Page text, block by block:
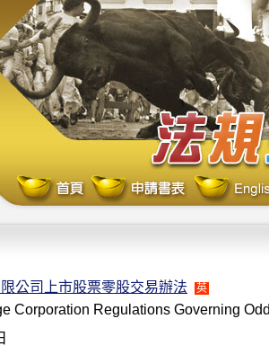
公司上市股票零股交易辦法 英
Corporation Regulations Governing